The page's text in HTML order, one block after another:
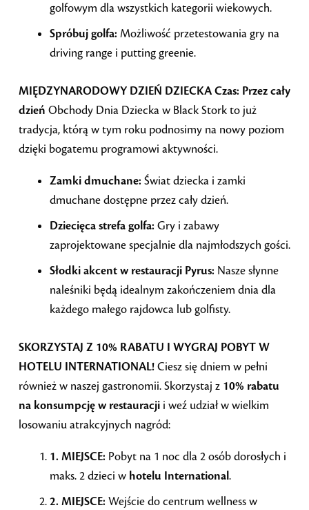
golfowym dla wszystkich kategorii wiekowych.
Spróbuj golfa: Możliwość przetestowania gry na
driving range i putting greenie.
MIĘDZYNARODOWY DZIEŃ DZIECKACzas: Przez cały
dzień Obchody Dnia Dziecka w Black Stork to już
tradycja, którą w tym roku podnosimy na nowy poziom
dzięki bogatemu programowi aktywności.
Zamki dmuchane: Świat dziecka i zamki
dmuchane dostępne przez cały dzień.
Dziecięca strefa golfa: Gry i zabawy
zaprojektowane specjalnie dla najmłodszych gości.
Słodki akcent w restauracji Pyrus: Nasze słynne
naleśniki będą idealnym zakończeniem dnia dla
każdego małego rajdowca lub golfisty.
SKORZYSTAJ Z 10% RABATU I WYGRAJ POBYT W
HOTELU INTERNATIONAL!Ciesz się dniem w pełni
również w naszej gastronomii. Skorzystaj z 10% rabatu
na konsumpcję w restauracji i weź udział w wielkim
losowaniu atrakcyjnych nagród:
1. MIEJSCE: Pobyt na 1 noc dla 2 osób dorosłych i
maks. 2 dzieci w hotelu International.
2. MIEJSCE: Wejście do centrum wellness w